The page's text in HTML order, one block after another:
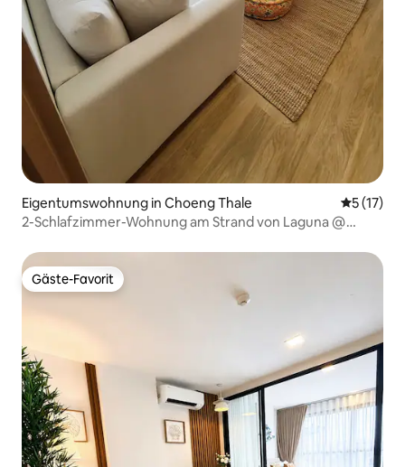
Eigentumswohnung in Choeng Thale
5 (17)
2-Schlafzimmer-Wohnung am Strand von Laguna @
Gäste-Favorit
Gäste-Favorit